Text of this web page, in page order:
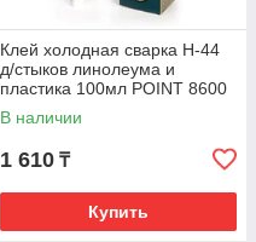
Клей холодная сварка Н-44
д/стыков линолеума и
пластика 100мл POINT 8600
В наличии
1 610 ₸
Купить